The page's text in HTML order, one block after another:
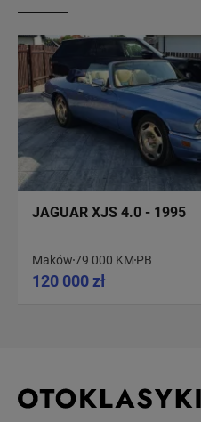
JAGUAR XJS 4.0 - 1995
Maków79 000 KM PB
120 000 zł